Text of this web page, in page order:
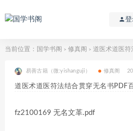
当前位置： 国学书阁 > 修真阁 > 道医术道医符法
易善古籍（微:yishanguji） 修真阁
道医术道医符法结合贯穿无名书PDF
fz2100169 无名文革.pdf